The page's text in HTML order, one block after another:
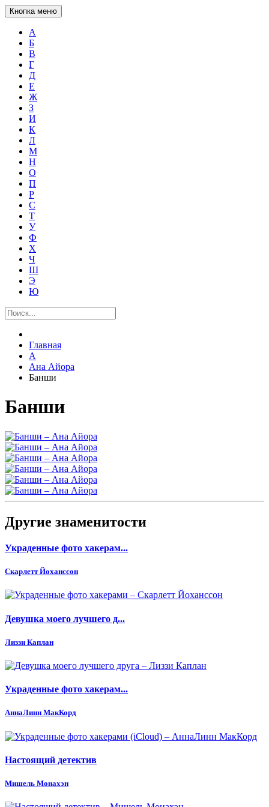
Кнопка меню
А
Б
В
Г
Д
Е
Ж
З
И
К
Л
М
Н
О
П
Р
С
Т
У
Ф
Х
Ч
Ш
Э
Ю
Главная
А
Ана Айора
Банши
Банши
Другие знаменитости
Украденные фото хакерам...
Скарлетт Йоханссон
Девушка моего лучшего д...
Лиззи Каплан
Украденные фото хакерам...
АннаЛинн МакКорд
Настоящий детектив
Мишель Монахэн